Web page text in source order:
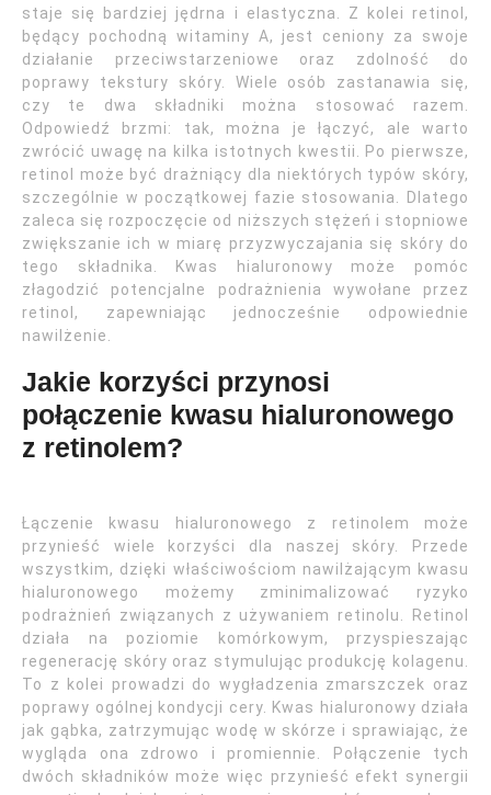
staje się bardziej jędrna i elastyczna. Z kolei retinol,
będący pochodną witaminy A, jest ceniony za swoje
działanie przeciwstarzeniowe oraz zdolność do
poprawy tekstury skóry. Wiele osób zastanawia się,
czy te dwa składniki można stosować razem.
Odpowiedź brzmi: tak, można je łączyć, ale warto
zwrócić uwagę na kilka istotnych kwestii. Po pierwsze,
retinol może być drażniący dla niektórych typów skóry,
szczególnie w początkowej fazie stosowania. Dlatego
zaleca się rozpoczęcie od niższych stężeń i stopniowe
zwiększanie ich w miarę przyzwyczajania się skóry do
tego składnika. Kwas hialuronowy może pomóc
złagodzić potencjalne podrażnienia wywołane przez
retinol, zapewniając jednocześnie odpowiednie
nawilżenie.
Jakie korzyści przynosi
połączenie kwasu hialuronowego
z retinolem?
Łączenie kwasu hialuronowego z retinolem może
przynieść wiele korzyści dla naszej skóry. Przede
wszystkim, dzięki właściwościom nawilżającym kwasu
hialuronowego możemy zminimalizować ryzyko
podrażnień związanych z używaniem retinolu. Retinol
działa na poziomie komórkowym, przyspieszając
regenerację skóry oraz stymulując produkcję kolagenu.
To z kolei prowadzi do wygładzenia zmarszczek oraz
poprawy ogólnej kondycji cery. Kwas hialuronowy działa
jak gąbka, zatrzymując wodę w skórze i sprawiając, że
wygląda ona zdrowo i promiennie. Połączenie tych
dwóch składników może więc przynieść efekt synergii